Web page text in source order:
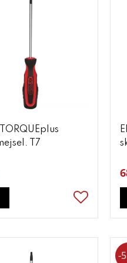
T7
Lägg till i